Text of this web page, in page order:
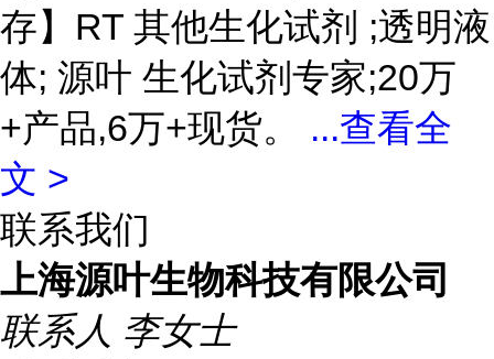
存】RT 其他生化试剂 ;透明液
体; 源叶 生化试剂专家;20万
+产品,6万+现货。 ...查看全
文 >
联系我们
上海源叶生物科技有限公司
联系人 李女士